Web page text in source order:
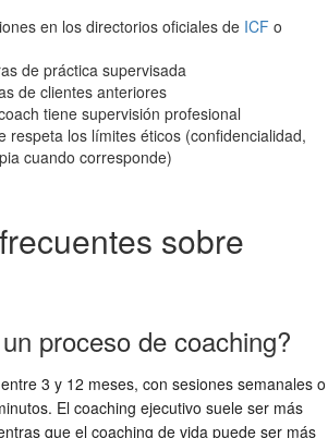
en los directorios oficiales de ICF o
de práctica supervisada
de clientes anteriores
tiene supervisión profesional
respeta los límites éticos (confidencialidad,
cuando corresponde)
sobre
proceso de coaching?
3 y 12 meses, con sesiones semanales o
El coaching ejecutivo suele ser más
que el coaching de vida puede ser más